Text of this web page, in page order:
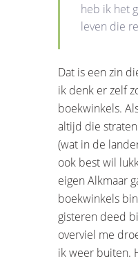
heb ik het
leven die
Dat is een zin
ik denk er zelf
boekwinkels.
altijd die
(wat in de
ook best wil
eigen Alkmaar
boekwinkels
gisteren deed
overviel me
ik weer buiten.